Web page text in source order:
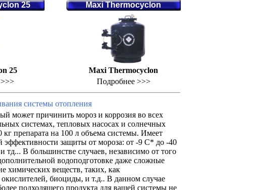
25 Maxi Thermocyclon
25
Maxi Thermocyclon
Подробнее >>>
системы отопления
может причинить мороз и коррозия во всех
системах, тепловых насосах и солнечных
препарата нa 100 л объема системы. Имеет
эффективности защиты от мороза: от -9 С* до -40
В большинстве случаев, независимо от того
водоподготовке даже сложные
химических веществ, таких, как
биоциды, и т.д.. В данном случае
подходящего продукта для вашей системы не